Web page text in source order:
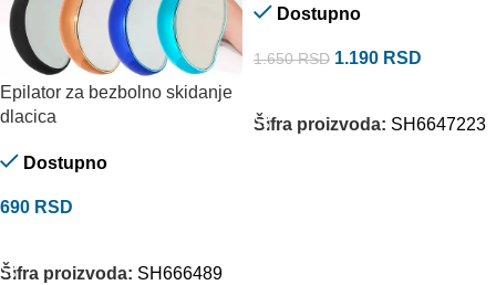
Epilator za bezbolno skidanje
dlacica
Dostupno
690 RSD
Šifra proizvoda: SH666489
Dostupno
1.650RSD 1.190 RSD
Šifra proizvoda: SH6647223